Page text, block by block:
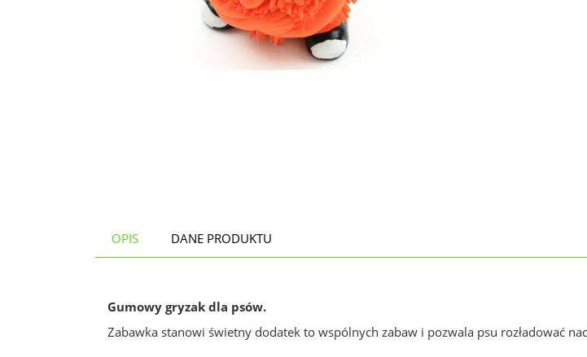
OPIS DANE PRODUKTU
Gumowy gryzak dla psów.
Zabawka stanowi świetny dodatek to wspólnych zabaw i pozwala psu rozładować